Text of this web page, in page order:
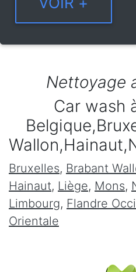
Nettoyage
Car wash
Bruxelles, Brabant
Hainaut, Liège, Mons,
Limbourg, Flandre
Orientale